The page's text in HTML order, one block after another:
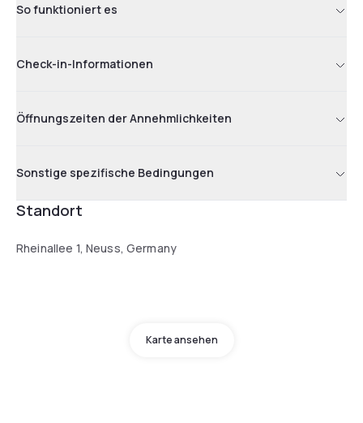
So funktioniert es
Check-in-Informationen
Öffnungszeiten der Annehmlichkeiten
Sonstige spezifische Bedingungen
Standort
Rheinallee 1, Neuss, Germany
Karte ansehen